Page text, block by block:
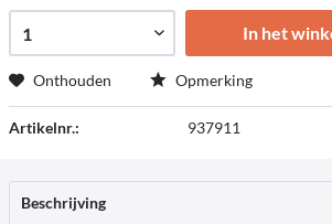
In het
Onthouden Opmerking
Artikelnr.: 937911
Beschrijving